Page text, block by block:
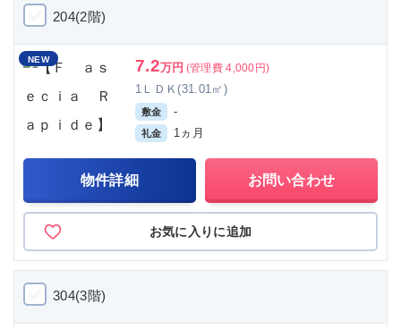
204(2階)
NEW 7.2万円 (管理費 4,000円)
1ＬＤＫ(31.01㎡)
敷金 -
礼金 1ヵ月
物件詳細 お問い合わせ
お気に入りに追加
304(3階)